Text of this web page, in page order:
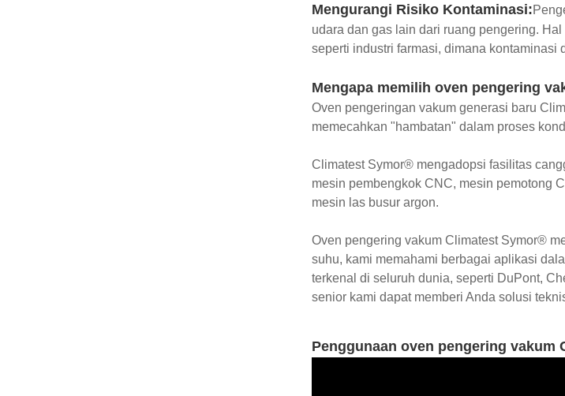
Mengurangi Risiko Kontaminasi:
udara dan gas lain dari ruang pengering.
seperti industri farmasi, dimana kontaminasi
Mengapa memilih oven pengering
Oven pengeringan vakum generasi baru
memecahkan "hambatan" dalam proses
Climatest Symor® mengadopsi fasilitas
mesin pembengkok CNC, mesin pemotong
mesin las busur argon.
Oven pengering vakum Climatest Symor®
suhu, kami memahami berbagai aplikasi
terkenal di seluruh dunia, seperti DuPont,
senior kami dapat memberi Anda solusi
Penggunaan oven pengering vakum